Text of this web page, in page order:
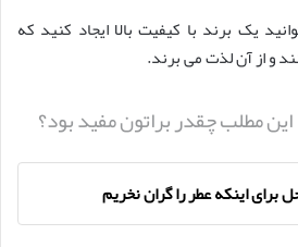
یک برند با کیفیت بالا ایجاد کنید که
و از آن لذت می برند.
این مطلب چقدر براتون مفید بود؟
برای اینکه عطر را گران نخریم